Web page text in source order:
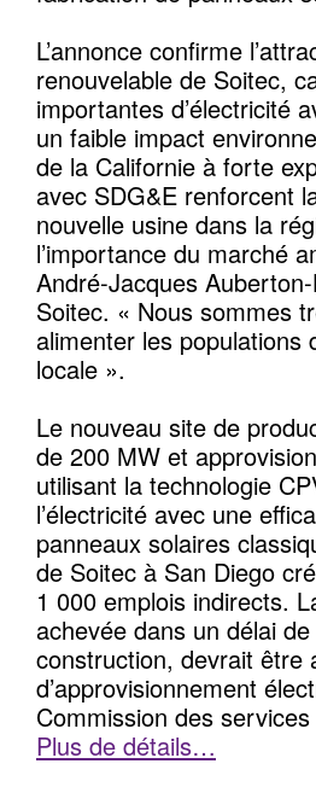
L’annonce confirme
renouvelable de Soitec,
importantes d’électricité
un faible impact
de la Californie à forte
avec SDG&E renforcent
nouvelle usine dans la
l’importance du marché
André-Jacques
Soitec. « Nous sommes
alimenter les populations
locale ».
Le nouveau site de
de 200 MW et
utilisant la technologie
l’électricité avec une
panneaux solaires
de Soitec à San Diego
1 000 emplois indirects.
achevée dans un délai
construction, devrait être
d’approvisionnement
Commission des
Plus de détails…